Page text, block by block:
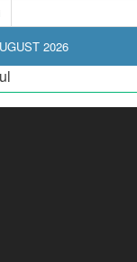
2026